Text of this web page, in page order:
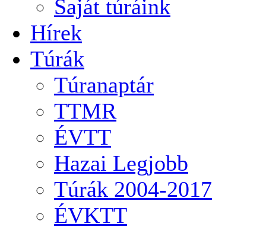
Saját túráink
Hírek
Túrák
Túranaptár
TTMR
ÉVTT
Hazai Legjobb
Túrák 2004-2017
ÉVKTT